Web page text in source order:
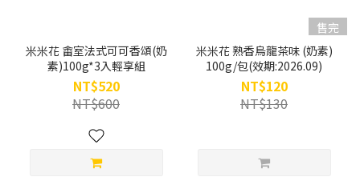
米米花 畬室法式可可香頌(奶
素)100g*3入輕享組
NT$520
NT$600
售完
米米花 熟香烏龍茶味 (奶素)
100g/包(效期:2026.09)
NT$120
NT$130